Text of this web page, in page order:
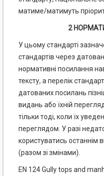
матиме/матимуть
2
У цьому стандарті
стандартів через
нормативні посилання
тексту, а перелік
датованих посилань
видань або їхній
тільки тоді, коли їх
переглядом. У разі
користуватись останнім
(разом зі змінами).
EN 124 Gully tops and